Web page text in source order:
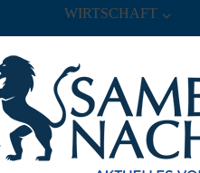
WIRTSCHAFT